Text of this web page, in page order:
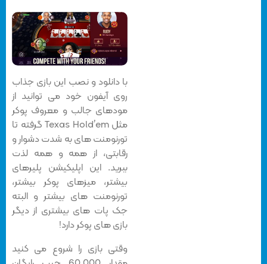
با دانلود و نصب این بازی جذاب
روی آیفون خود می توانید از
مودهای جالب و معروف پوکر
مثل Texas Hold’em گرفته تا
تورنومنت های به شدت دشوار و
رقابتی، از همه و همه لذت
ببرید. این اپلیکیشن پلیرهای
بیشتر، میزهای پوکر بیشتر،
تورنومنت های بیشتر و البته
جک پات های بیشتری از دیگر
بازی های پوکر دارد!
وقتی بازی را شروع می کنید